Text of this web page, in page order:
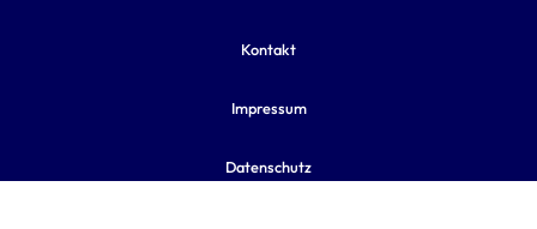
Kontakt
Impressum
Datenschutz